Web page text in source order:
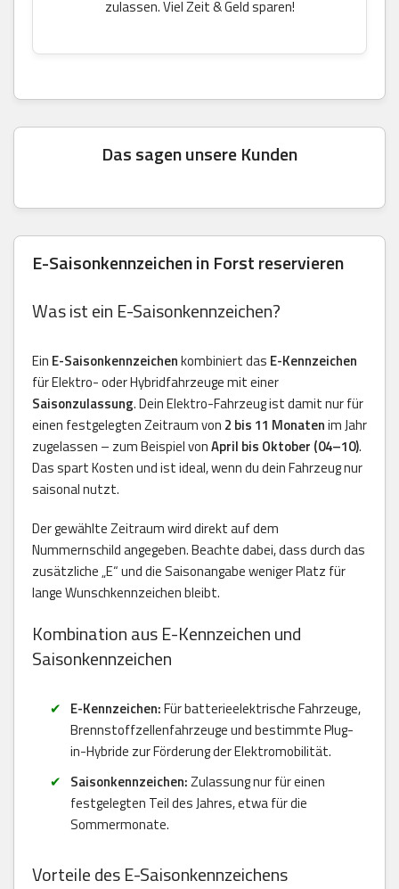
zulassen. Viel Zeit & Geld sparen!
Das sagen unsere Kunden
E-Saisonkennzeichen in Forst reservieren
Was ist ein E-Saisonkennzeichen?
Ein E-Saisonkennzeichenkombiniert das E-Kennzeichen
für Elektro- oder Hybridfahrzeuge mit einer
Saisonzulassung. Dein Elektro-Fahrzeug ist damit nur für
einen festgelegten Zeitraum von 2 bis 11 Monatenim Jahr
zugelassen – zum Beispiel vonApril bis Oktober (04–10).
Das spart Kosten und ist ideal, wenn du dein Fahrzeug nur
saisonal nutzt.
Der gewählte Zeitraum wird direkt auf dem
Nummernschild angegeben. Beachte dabei, dass durch das
zusätzliche „E“ und die Saisonangabe weniger Platz für
lange Wunschkennzeichen bleibt.
Kombination aus E-Kennzeichen und
Saisonkennzeichen
E-Kennzeichen:Für batterieelektrische Fahrzeuge,
Brennstoffzellenfahrzeuge und bestimmte Plug-
in-Hybride zur Förderung der Elektromobilität.
Saisonkennzeichen:Zulassung nur für einen
festgelegten Teil des Jahres, etwa für die
Sommermonate.
Vorteile des E-Saisonkennzeichens